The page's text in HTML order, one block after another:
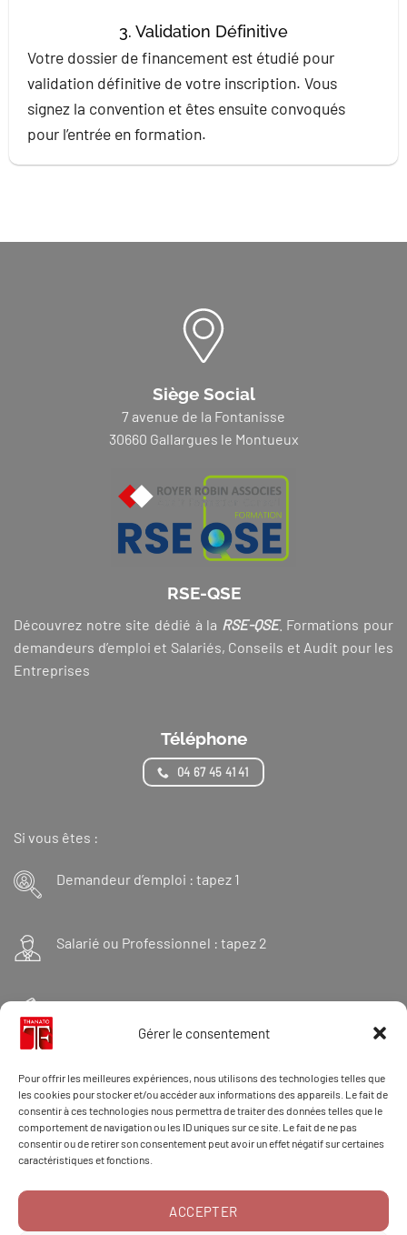
Gérer le consentement
Pour offrir les meilleures expériences, nous utilisons des technologies telles que
les cookies pour stocker et/ou accéder aux informations des appareils. Le fait de
consentir à ces technologies nous permettra de traiter des données telles que le
comportement de navigation ou les ID uniques sur ce site. Le fait de ne pas
consentir ou de retirer son consentement peut avoir un effet négatif sur certaines
caractéristiques et fonctions.
ACCEPTER
3. Validation Définitive
Votre dossier de financement est étudié pour
validation définitive de votre inscription. Vous
signez la convention et êtes ensuite convoqués
pour l’entrée en formation.
Siège Social
7 avenue de la Fontanisse
30660 Gallargues le Montueux
RSE-QSE
Découvrez notre site dédié à la RSE-QSE. Formations pour
demandeurs d’emploi et Salariés, Conseils et Audit pour les
Entreprises
Téléphone
04 67 45 41 41
Si vous êtes :
Demandeur d’emploi : tapez 1
Salarié ou Professionnel : tapez 2
Financeur : tapez 3
Et « 98 » pour une formation Thanatopraxie
CONTACT/DOSSIER
RÉCLAMATION